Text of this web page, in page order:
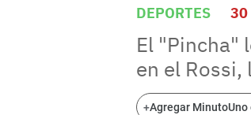
DEPORTES 30
El "Pincha"
en el
+Agregar MinutoUno